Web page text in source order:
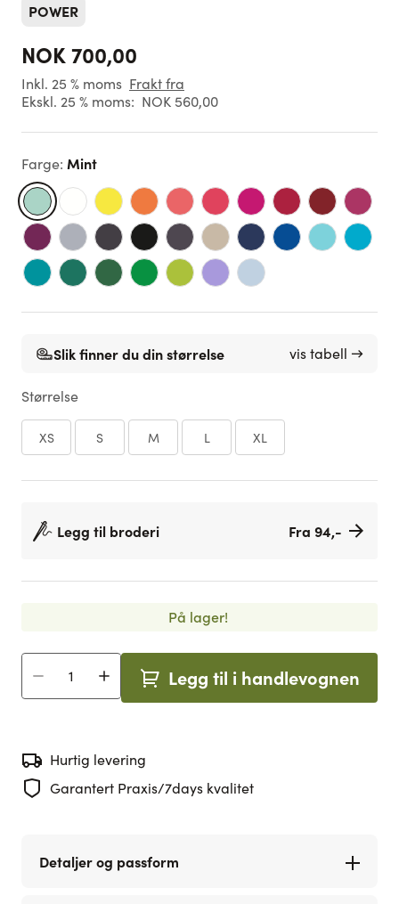
POWER
NOK 700,00
Inkl. 25 % moms Frakt fra
Ekskl. 25 % moms: NOK 560,00
Farge: Mint
Slik finner du din størrelse vis tabell →
Størrelse
XS S M L XL
Legg til broderi Fra 94,-
På lager!
Antall Legg til i handlevognen
Hurtig levering
Garantert Praxis/7days kvalitet
Detaljer og passform